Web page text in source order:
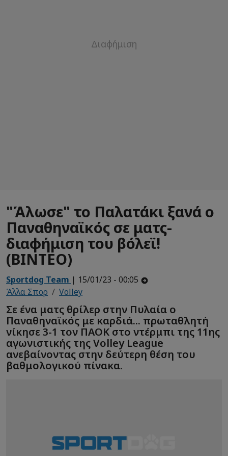
"Άλωσε" το Παλατάκι ξανά ο
Παναθηναϊκός σε ματς-
διαφήμιση του βόλεϊ!
(ΒΙΝΤΕΟ)
Sportdog Team | 15/01/23 - 00:05
Άλλα Σπορ
Volley
Σε ένα ματς θρίλερ στην Πυλαία ο
Παναθηναϊκός με καρδιά... πρωταθλητή
νίκησε 3-1 τον ΠΑΟΚ στο ντέρμπι της 11ης
αγωνιστικής της Volley League
ανεβαίνοντας στην δεύτερη θέση του
βαθμολογικού πίνακα.